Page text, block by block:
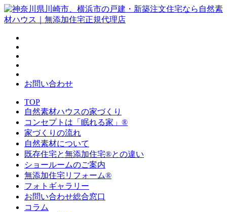
お問い合わせ
TOP
自然素材ハウスの家づくり
コンセプトは「眠れる家」®
家づくりの流れ
自然素材について
既存住宅と無添加住宅®との違い
ショールームのご案内
無添加住宅リフォーム®
フォトギャラリー
お問い合わせ総合窓口
コラム